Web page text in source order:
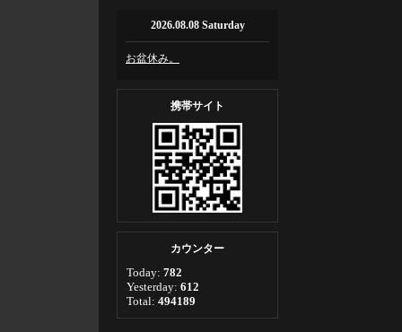
2026.08.08 Saturday
お盆休み。
携帯サイト
カウンター
Today: 782
Yesterday: 612
Total: 494189